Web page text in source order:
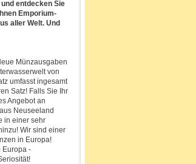
entdecken Sie
Emporium-
aller Welt. Und
Münzausgaben
von
umfasst ingesamt
Satz! Falls Sie Ihr
Angebot an
Neuseeland
in einer sehr
Wir sind einer
in Europa!
Europa -